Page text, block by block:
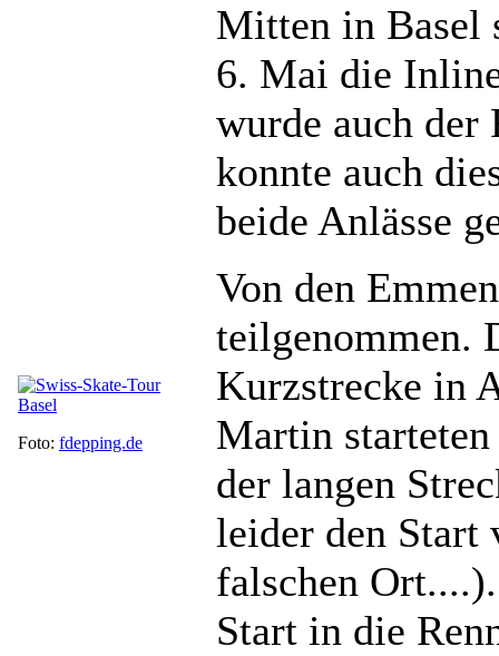
Foto: fdepping.de
Mitten in Basel
6. Mai die
wurde auch
konnte auch
beide Anlässe
Von den
teilgenommen.
Kurzstrecke in
Martin
der langen
leider den Start
falschen
Start in die